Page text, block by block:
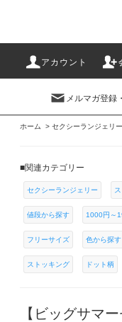
アカウント
メルマガ登録
ホーム > セクシーランジェリー
■関連カテゴリー
セクシーランジェリー
値段から探す 1000円～
フリーサイズ 色から探す
ストッキング ドット柄
【ビッグサマ